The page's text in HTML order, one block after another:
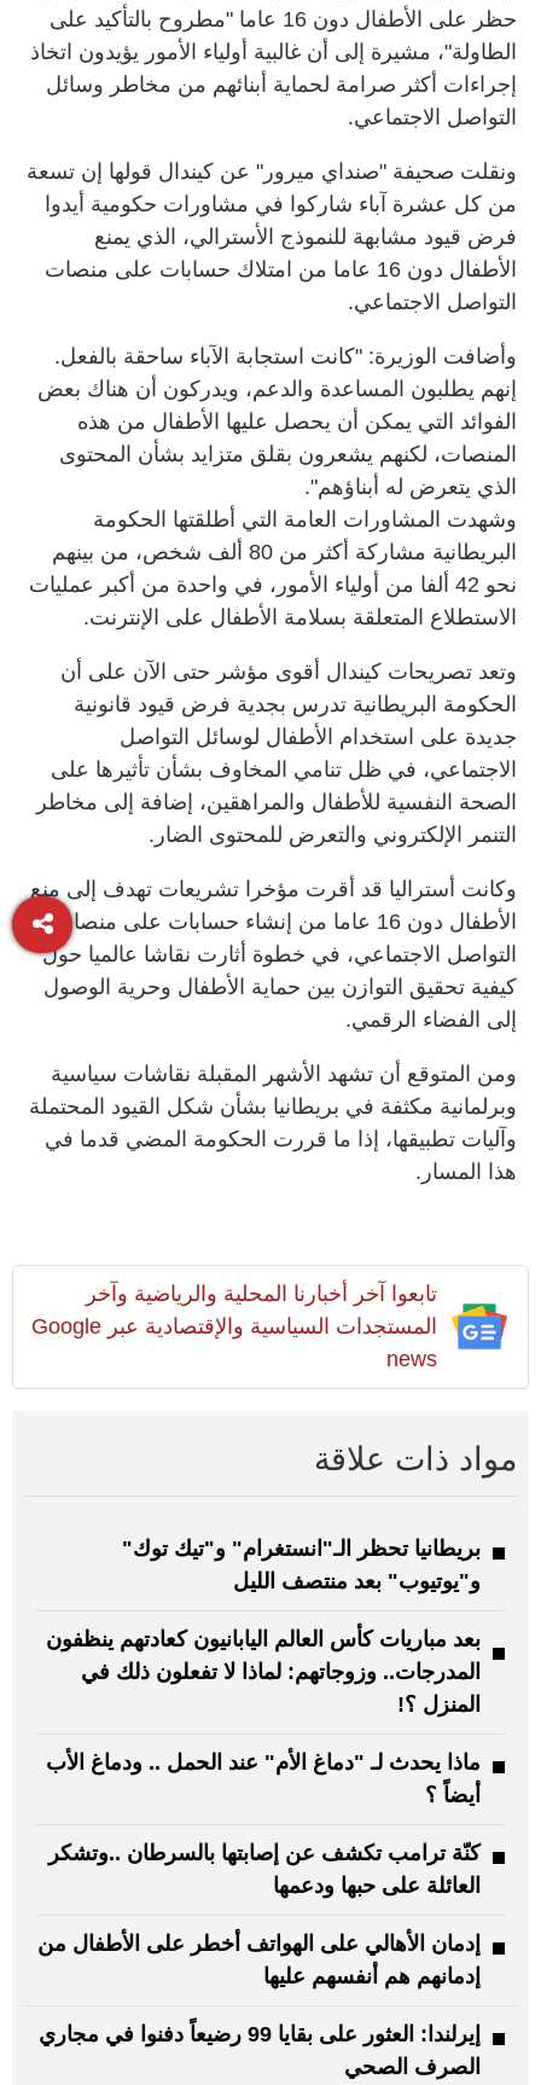
حظر على الأطفال دون 16 عاما "مطروح بالتأكيد على
الطاولة"، مشيرة إلى أن غالبية أولياء الأمور يؤيدون اتخاذ
إجراءات أكثر صرامة لحماية أبنائهم من مخاطر وسائل
التواصل الاجتماعي.
ونقلت صحيفة "صنداي ميرور" عن كيندال قولها إن تسعة
من كل عشرة آباء شاركوا في مشاورات حكومية أيدوا
فرض قيود مشابهة للنموذج الأسترالي، الذي يمنع
الأطفال دون 16 عاما من امتلاك حسابات على منصات
التواصل الاجتماعي.
وأضافت الوزيرة: "كانت استجابة الآباء ساحقة بالفعل.
إنهم يطلبون المساعدة والدعم، ويدركون أن هناك بعض
الفوائد التي يمكن أن يحصل عليها الأطفال من هذه
المنصات، لكنهم يشعرون بقلق متزايد بشأن المحتوى
الذي يتعرض له أبناؤهم".
وشهدت المشاورات العامة التي أطلقتها الحكومة
البريطانية مشاركة أكثر من 80 ألف شخص، من بينهم
نحو 42 ألفا من أولياء الأمور، في واحدة من أكبر عمليات
الاستطلاع المتعلقة بسلامة الأطفال على الإنترنت.
وتعد تصريحات كيندال أقوى مؤشر حتى الآن على أن
الحكومة البريطانية تدرس بجدية فرض قيود قانونية
جديدة على استخدام الأطفال لوسائل التواصل
الاجتماعي، في ظل تنامي المخاوف بشأن تأثيرها على
الصحة النفسية للأطفال والمراهقين، إضافة إلى مخاطر
التنمر الإلكتروني والتعرض للمحتوى الضار.
وكانت أستراليا قد أقرت مؤخرا تشريعات تهدف إلى منع
الأطفال دون 16 عاما من إنشاء حسابات على منصات
التواصل الاجتماعي، في خطوة أثارت نقاشا عالميا حول
كيفية تحقيق التوازن بين حماية الأطفال وحرية الوصول
إلى الفضاء الرقمي.
ومن المتوقع أن تشهد الأشهر المقبلة نقاشات سياسية
وبرلمانية مكثفة في بريطانيا بشأن شكل القيود المحتملة
وآليات تطبيقها، إذا ما قررت الحكومة المضي قدما في
هذا المسار.
تابعوا آخر أخبارنا المحلية والرياضية وآخر
المستجدات السياسية والإقتصادية عبر Google
news
مواد ذات علاقة
بريطانيا تحظر الـ"انستغرام" و"تيك توك"
و"يوتيوب" بعد منتصف الليل
بعد مباريات كأس العالم اليابانيون كعادتهم ينظفون
المدرجات.. وزوجاتهم: لماذا لا تفعلون ذلك في
المنزل ؟!
ماذا يحدث لـ "دماغ الأم" عند الحمل .. ودماغ الأب
أيضاً ؟
كنّة ترامب تكشف عن إصابتها بالسرطان ..وتشكر
العائلة على حبها ودعمها
إدمان الأهالي على الهواتف أخطر على الأطفال من
إدمانهم هم أنفسهم عليها
إيرلندا: العثور على بقايا 99 رضيعاً دفنوا في مجاري
الصرف الصحي